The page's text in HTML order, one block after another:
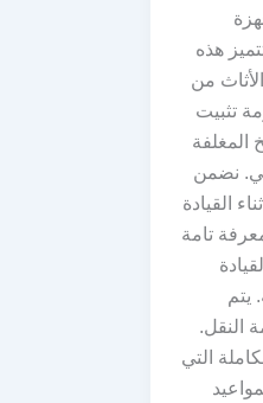
هذه
من
تثبيت
المغلفة
نضمن
القيادة
تامة
يتم
النقل.
التي